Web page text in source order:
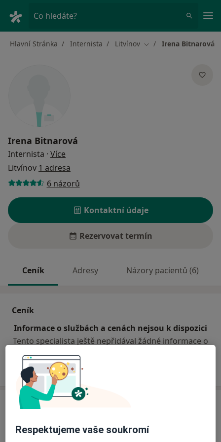
Co hledáte?
Hlavní Stránka Internista Litvínov Změna města
Irena Bitnarová
Irena Bitnarová
Internista · Více
Litvínov 1 adresa
6 názorů
Kontaktní údaje
Rezervovat termín
Ceník Adresy Názory pacientů (6)
Ceník
Informace o službách a cenách nejsou k dispozici
Tento specialista ještě nepřidával žádné informace o
Adresa
Ord. praktického lékaře pro dospělé
Respektujeme vaše soukromí